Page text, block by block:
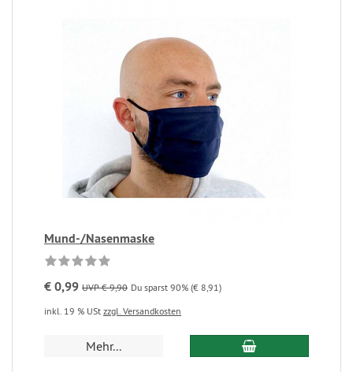
Mund-/Nasenmaske
€ 0,99 UVP € 9,90 Du sparst 90% (€ 8,91)
inkl. 19 % USt zzgl. Versandkosten
Mehr...